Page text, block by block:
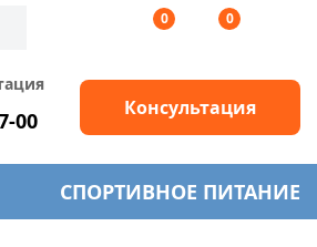
0 0
00 Консультация
СПОРТИВНОЕ ПИТАНИЕ